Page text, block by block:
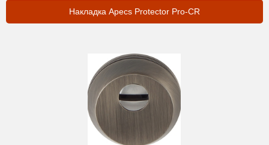
Накладка Apecs Protector Pro-CR